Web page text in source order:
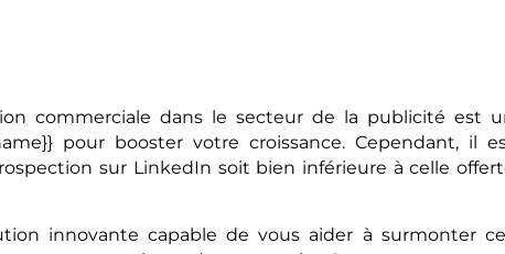
commerciale dans le secteur de la publicité est
pour booster votre croissance. Cependant, il
sur LinkedIn soit bien inférieure à celle
innovante capable de vous aider à surmonter